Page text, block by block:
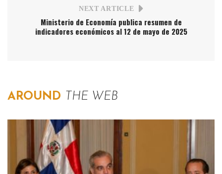
NEXT ARTICLE
Ministerio de Economía publica resumen de
indicadores económicos al 12 de mayo de 2025
AROUND THE WEB